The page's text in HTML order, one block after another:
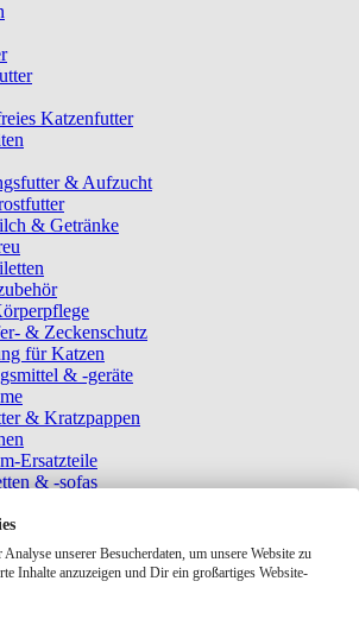
Katzenfutter
& Aufzucht
& Getränke
& Zeckenschutz
für Katzen
& -geräte
& Kratzpappen
Ersatzteile
& -sofas
& Fensterliegeplätze
& -matten
Catnipspielzeug
unserer Besucherdaten, um unsere Website zu
Inhalte anzuzeigen und Dir ein großartiges Website-